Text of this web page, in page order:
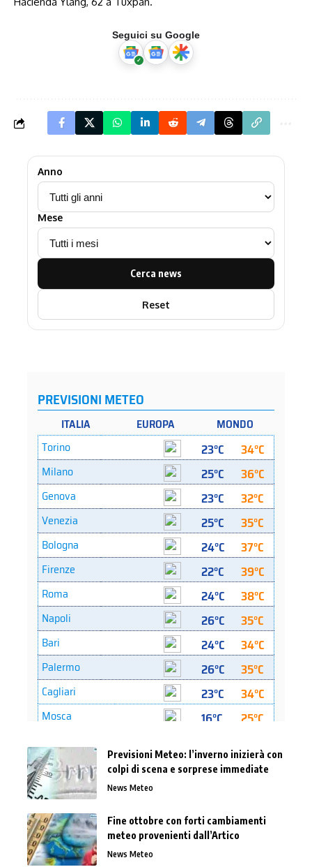
Seguici su Google
Anno
Mese
Cerca news
Reset
Previsioni Meteo: l’inverno inizierà con
colpi di scena e sorprese immediate
News Meteo
Fine ottobre con forti cambiamenti
meteo provenienti dall’Artico
News Meteo